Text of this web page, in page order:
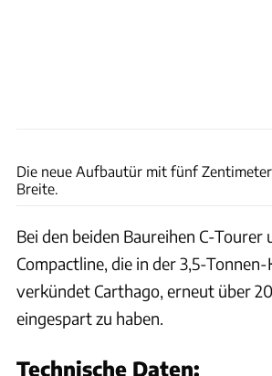
Die neue Aufbautür mit fünf
Breite.
Bei den beiden Baureihen C-Tourer
Compactline, die in der 3,5-
verkündet Carthago, erneut über
eingespart zu haben.
Technische Daten: